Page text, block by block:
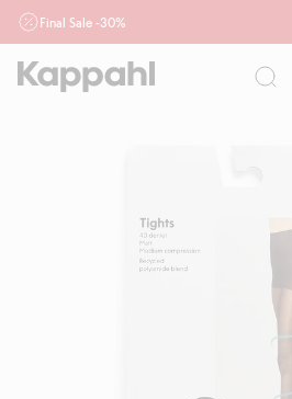
Final Sale -30%
działu outlet do 10.8 w sklepach Kappahl i
nie łączymy